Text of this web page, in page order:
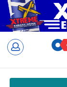
Skip